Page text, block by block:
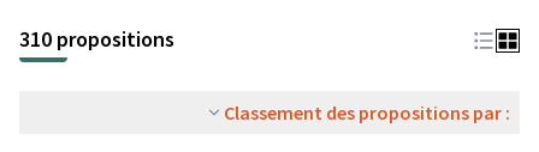
310 propositions
Classement des propositions par :